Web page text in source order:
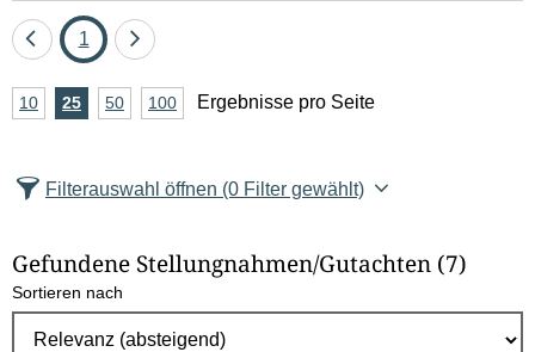
h
Eine
zurück
Seite
1
Eine
vor
A
z
l
E
10Ergebnisse
25Ergebnisse
50Ergebnisse
100Ergebnisse
Ergebnisse pro Seite
Filterauswahl öffnen (0 Filter gewählt)
Gefundene Stellungnahmen/⁠Gutachten (7)
Sortieren nach